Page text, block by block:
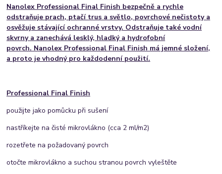
Nanolex Professional Final Finish bezpečně a rychle
odstraňuje prach, ptačí trus a světlo, povrchové nečistoty a
osvěžuje stávající ochranné vrstvy. Odstraňuje také vodní
skvrny a zanechává lesklý, hladký a hydrofobní
povrch. Nanolex Professional Final Finish má jemné složení,
a proto je vhodný pro každodenní použití.
Professional Final Finish
použijte jako pomůcku při sušení
nastříkejte na čisté mikrovlákno (cca 2 ml/m2)
rozetřete na požadovaný povrch
otočte mikrovlákno a suchou stranou povrch vyleštěte